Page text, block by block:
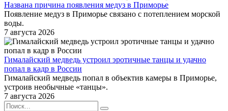
Названа причина появления медуз в Приморье
Появление медуз в Приморье связано с потеплением морской
воды.
7 августа 2026
Гималайский медведь устроил эротичные танцы и удачно
попал в кадр в России
Гималайский медведь попал в объектив камеры в Приморье,
устроив необычные «танцы».
7 августа 2026